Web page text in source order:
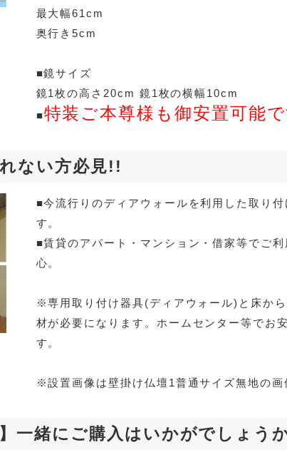
最大幅61cm
奥行き5cm
■鏡サイズ
鏡1枚の高さ20cm 鏡1枚の横幅10cm
■特装ご本尊様も御安置可能で
ない方必見!!
■今流行りのディアウォールを利用した取り付
す。
■賃貸のアパート・マンション・借家等でご
心。
※専用取り付け器具(ディアウォール)と床か
材が必要になります。ホームセンター等でお
す。
※設置画像は壁掛け仏壇1普通サイズ無地の画
一緒にご購入はいかがでしょう